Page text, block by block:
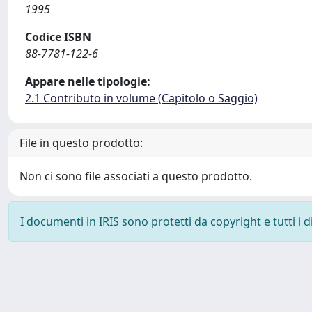
1995
Codice ISBN
88-7781-122-6
Appare nelle tipologie:
2.1 Contributo in volume (Capitolo o Saggio)
File in questo prodotto:
Non ci sono file associati a questo prodotto.
I documenti in IRIS sono protetti da copyright e tutti i